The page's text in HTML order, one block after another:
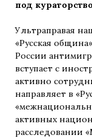
под
Ультраправая
«Русская
России
вступает с
активно
направляет в
активных
расследовании